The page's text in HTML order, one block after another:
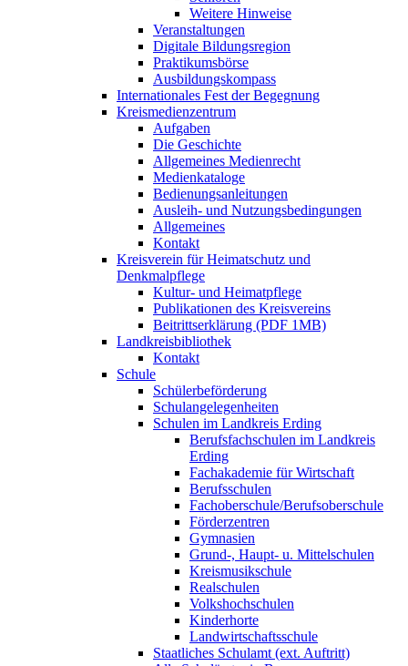
Weitere Hinweise
Veranstaltungen
Digitale Bildungsregion
Praktikumsbörse
Ausbildungskompass
Internationales Fest der Begegnung
Kreismedienzentrum
Aufgaben
Die Geschichte
Allgemeines Medienrecht
Medienkataloge
Bedienungsanleitungen
Ausleih- und Nutzungsbedingungen
Allgemeines
Kontakt
Kreisverein für Heimatschutz und
Denkmalpflege
Kultur- und Heimatpflege
Publikationen des Kreisvereins
Beitrittserklärung (PDF 1MB)
Landkreisbibliothek
Kontakt
Schule
Schülerbeförderung
Schulangelegenheiten
Schulen im Landkreis Erding
Berufsfachschulen im Landkreis
Erding
Fachakademie für Wirtschaft
Berufsschulen
Fachoberschule/Berufsoberschule
Förderzentren
Gymnasien
Grund-, Haupt- u. Mittelschulen
Kreismusikschule
Realschulen
Volkshochschulen
Kinderhorte
Landwirtschaftsschule
Staatliches Schulamt (ext. Auftritt)